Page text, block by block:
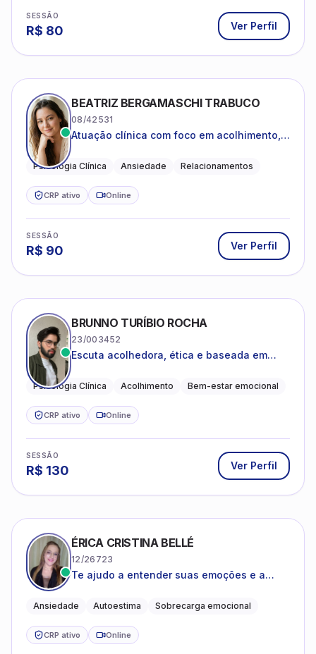
SESSÃO
R$ 80 Ver Perfil
BEATRIZ BERGAMASCHI TRABUCO
08/42531
Atuação clínica com foco em acolhimento,
Psicologia Clínica Ansiedade Relacionamentos
CRP ativo Online
SESSÃO
R$ 90 Ver Perfil
BRUNNO TURÍBIO ROCHA
23/003452
Escuta acolhedora, ética e baseada em
Psicologia Clínica Acolhimento Bem-estar emocional
CRP ativo Online
SESSÃO
R$ 130 Ver Perfil
ÉRICA CRISTINA BELLÉ
12/26723
Te ajudo a entender suas emoções e a
que você está vivendo
Ansiedade Autoestima Sobrecarga emocional
CRP ativo Online